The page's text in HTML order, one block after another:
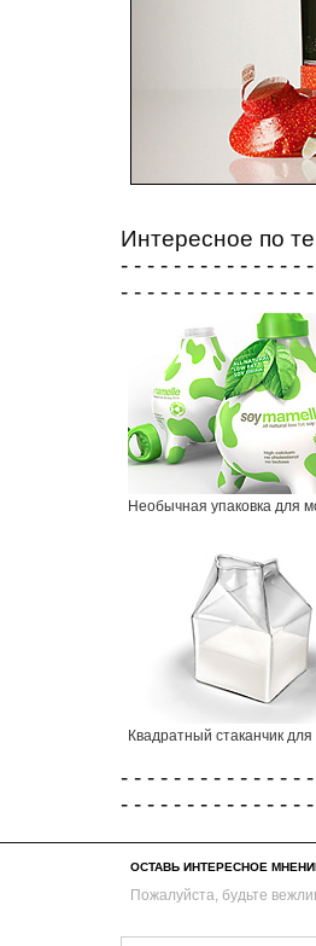
Интересное по
- - - - - - - - - - - - - -
- - - - - - - - - - - - - -
Необычная упаковка для
Квадратный стаканчик
- - - - - - - - - - - - - -
- - - - - - - - - - - - - -
ОСТАВЬ ИНТЕРЕСНОЕ
Пожалуйста, будьте